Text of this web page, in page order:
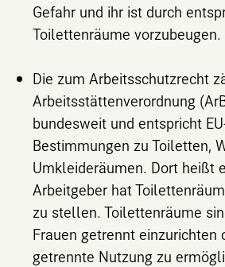
Gefahr und ihr ist durch
Toilettenräume vorzubeugen.
Die zum Arbeitsschutzrecht
Arbeitsstättenverordnung
bundesweit und entspricht
Bestimmungen zu Toiletten,
Umkleideräumen. Dort heißt
Arbeitgeber hat
zu stellen. Toilettenräume
Frauen getrennt einzurichten
getrennte Nutzung zu